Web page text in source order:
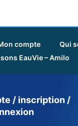
compte Qui
EauVie – Amilo
/ inscription /